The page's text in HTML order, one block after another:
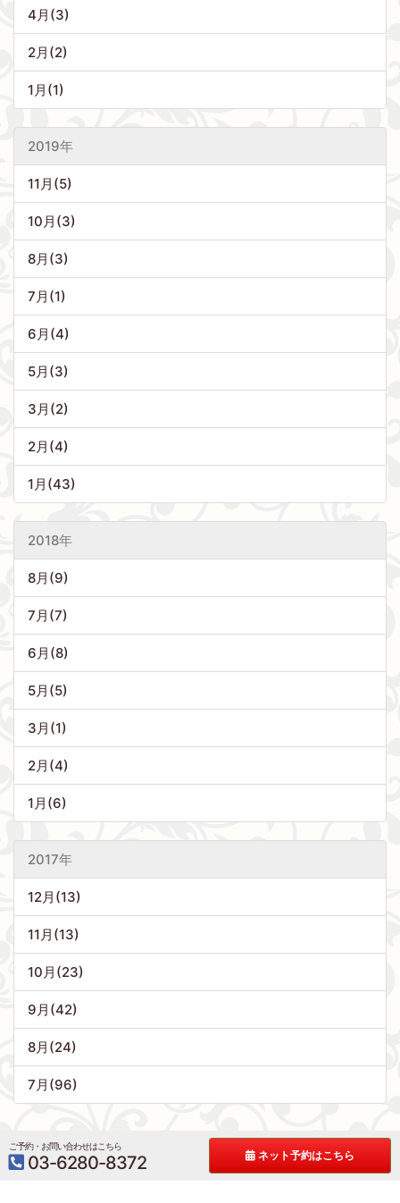
4月(3)
2月(2)
1月(1)
2019年
11月(5)
10月(3)
8月(3)
7月(1)
6月(4)
5月(3)
3月(2)
2月(4)
1月(43)
2018年
8月(9)
7月(7)
6月(8)
5月(5)
3月(1)
2月(4)
1月(6)
2017年
12月(13)
11月(13)
10月(23)
9月(42)
8月(24)
7月(96)
ご予約・お問い合わせはこちら
03-6280-8372 ネット予約はこちら